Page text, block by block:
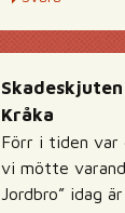
Skadeskjuten
Kråka
Förr i tiden var
vi mötte
Jordbro” idag